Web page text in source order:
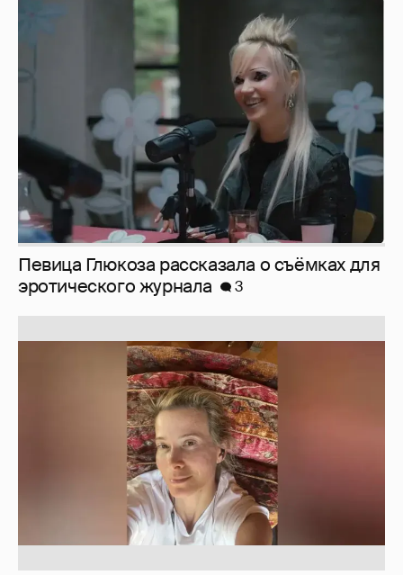
Певица Глюкоза рассказала о съёмках для
эротического журнала
3